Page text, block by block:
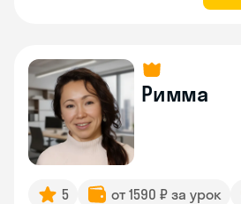
Римма
5 от 1590 ₽ за урок